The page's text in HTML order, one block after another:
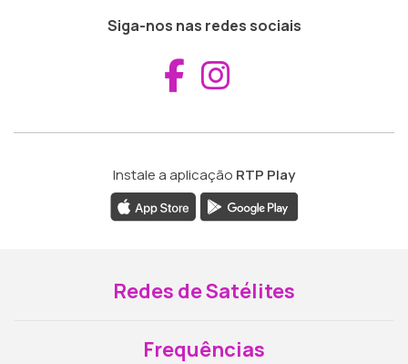
Siga-nos nas redes sociais
Aceder ao
Instale a aplicação RTP Play
Redes de Satélites
Frequências